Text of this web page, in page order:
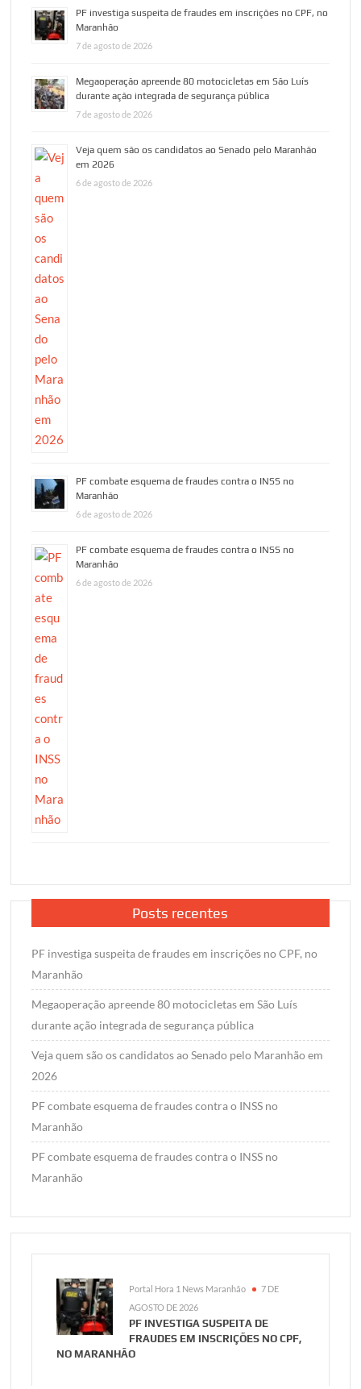
PF investiga suspeita de fraudes em inscrições no CPF, no
Maranhão
7 de agosto de 2026
Megaoperação apreende 80 motocicletas em São Luís
durante ação integrada de segurança pública
7 de agosto de 2026
Veja quem são os candidatos ao Senado pelo Maranhão
em 2026
6 de agosto de 2026
PF combate esquema de fraudes contra o INSS no
Maranhão
6 de agosto de 2026
PF combate esquema de fraudes contra o INSS no
Maranhão
6 de agosto de 2026
Posts recentes
PF investiga suspeita de fraudes em inscrições no CPF, no
Maranhão
Megaoperação apreende 80 motocicletas em São Luís
durante ação integrada de segurança pública
Veja quem são os candidatos ao Senado pelo Maranhão em
2026
PF combate esquema de fraudes contra o INSS no
Maranhão
PF combate esquema de fraudes contra o INSS no
Maranhão
Portal Hora 1 News Maranhão
7 DE
AGOSTO DE 2026
PF INVESTIGA SUSPEITA DE
FRAUDES EM INSCRIÇÕES NO CPF,
NO MARANHÃO